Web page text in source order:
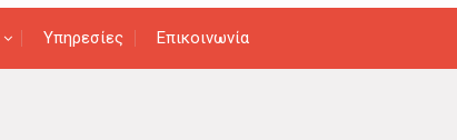
Υπηρεσίες Επικοινωνία